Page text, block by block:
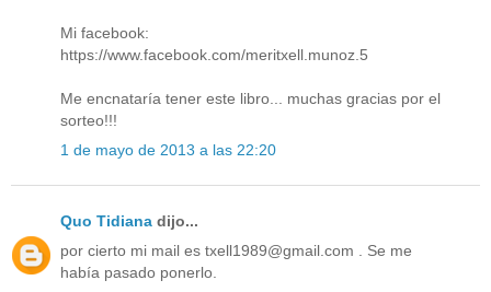
Mi facebook:
https://www.facebook.com/meritxell.munoz.5
Me encnataría tener este libro... muchas gracias por el
sorteo!!!
1 de mayo de 2013 a las 22:20
Quo Tidiana dijo...
por cierto mi mail es txell1989@gmail.com . Se me
había pasado ponerlo.